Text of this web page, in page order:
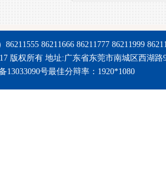
86211666 86211777 86211999
版权所有 地址:广东省东莞市南城区西湖路
13033090号最佳分辩率：1920*1080